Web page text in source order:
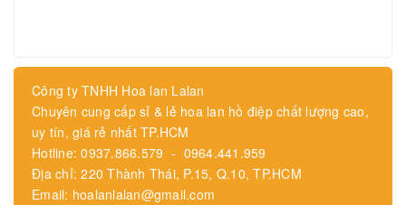
Công ty TNHH Hoa lan Lalan
Chuyên cung cấp sỉ & lẻ hoa lan hồ điệp chất lượng cao,
uy tín, giá rẻ nhất TP.HCM
Hotline: 0937.866.579 - 0964.441.959
Địa chỉ: 220 Thành Thái, P.15, Q.10, TP.HCM
Email: hoalanlalan@gmail.com